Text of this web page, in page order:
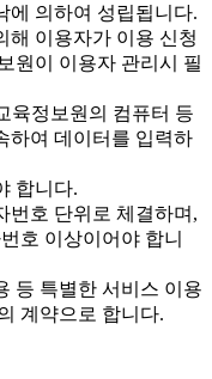
에 의하여 성립됩니다.
이용자가 이용 신청
원이 이용자 관리시 필
육정보원의 컴퓨터 등
하여 데이터를 입력하
합니다.
호 단위로 체결하며,
호 이상이어야 합니
등 특별한 서비스 이용
계약으로 합니다.